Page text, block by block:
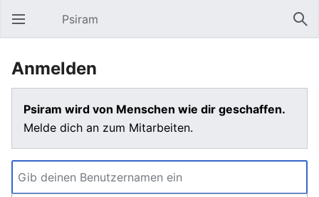
Hauptmenü öffnen Psiram
Anmelden
Psiram wird von Menschen wie dir geschaffen.
Melde dich an zum Mitarbeiten.